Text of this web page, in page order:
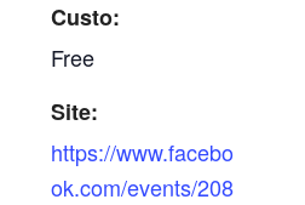
Custo:
Free
Site:
https://www.facebo
ok.com/events/208